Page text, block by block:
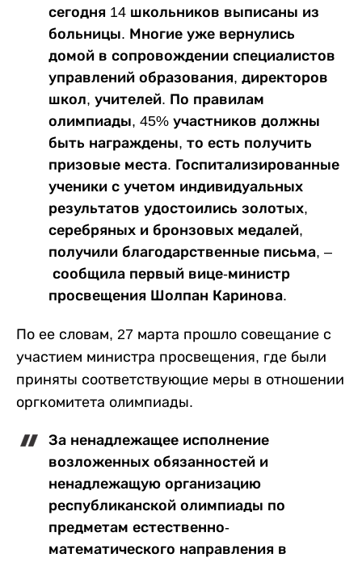
сегодня 14 школьников выписаны из
больницы. Многие уже вернулись
домой в сопровождении специалистов
управлений образования, директоров
школ, учителей. По правилам
олимпиады, 45% участников должны
быть награждены, то есть получить
призовые места. Госпитализированные
ученики с учетом индивидуальных
результатов удостоились золотых,
серебряных и бронзовых медалей,
получили благодарственные письма, –
сообщила первый вице-министр
просвещения Шолпан Каринова.
По ее словам, 27 марта прошло совещание с
участием министра просвещения, где были
приняты соответствующие меры в отношении
оргкомитета олимпиады.
За ненадлежащее исполнение
возложенных обязанностей и
ненадлежащую организацию
республиканской олимпиады по
предметам естественно-
математического направления в